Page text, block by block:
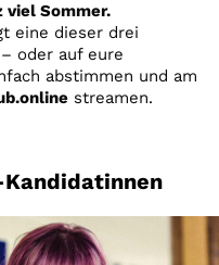
viel Sommer.
eine dieser drei
oder auf eure
abstimmen und am
streamen.